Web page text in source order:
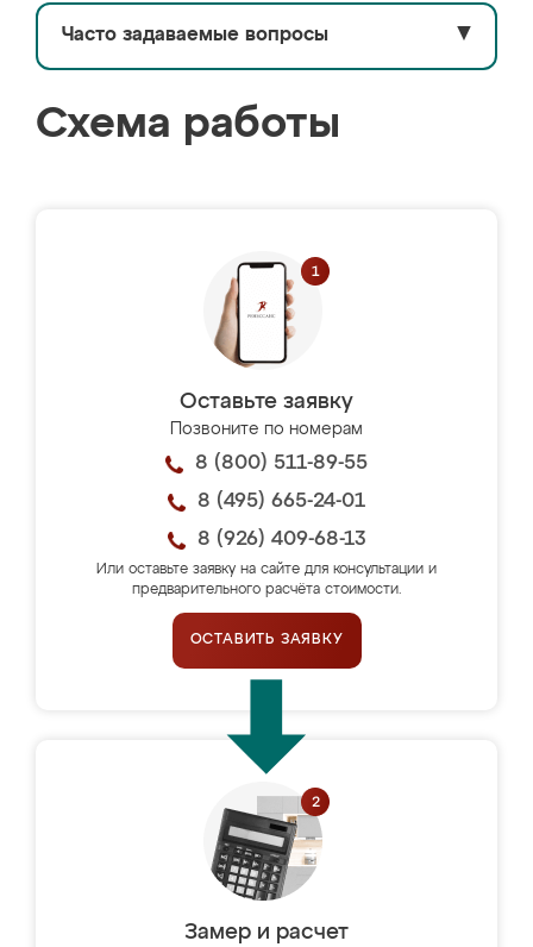
Часто задаваемые вопросы ▼
Схема работы
Оставьте заявку
Позвоните по номерам
8 (800) 511-89-55
8 (495) 665-24-01
8 (926) 409-68-13
Или оставьте заявку на сайте для консультации и
предварительного расчёта стоимости.
ОСТАВИТЬ ЗАЯВКУ
Замер и расчет